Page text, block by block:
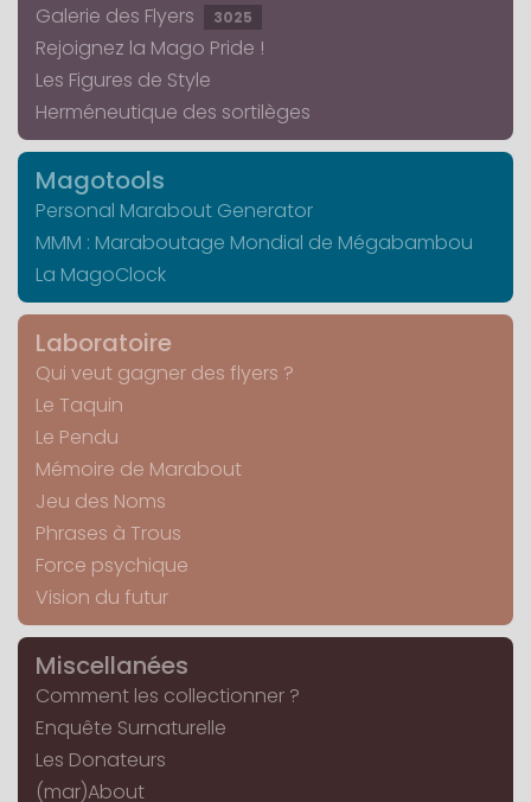
Galerie des Flyers
3025
Rejoignez la Mago Pride !
Les Figures de Style
Herméneutique des sortilèges
Magotools
Personal Marabout Generator
MMM : Maraboutage Mondial de Mégabambou
La MagoClock
Laboratoire
Qui veut gagner des flyers ?
Le Taquin
Le Pendu
Mémoire de Marabout
Jeu des Noms
Phrases à Trous
Force psychique
Vision du futur
Miscellanées
Comment les collectionner ?
Enquête Surnaturelle
Les Donateurs
(mar)About